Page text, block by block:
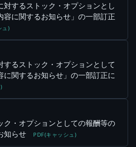
対するストック・オプションとし
容に関するお知らせ」の一部訂正
ュ)
するストック・オプションとして
に関するお知らせ」の一部訂正に
ク・オプションとしての報酬等の
知らせ
PDF(キャッシュ)